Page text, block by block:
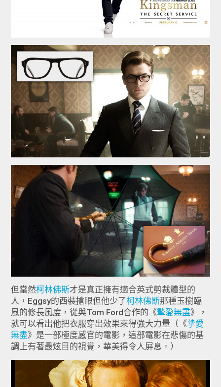
但當然柯林佛斯才是真正擁有適合英式剪裁體型的
人，Eggsy的西裝搶眼但他少了柯林佛斯那種玉樹臨
風的修長風度，從與Tom Ford合作的《摯愛無盡》，
就可以看出他把衣服穿出效果來得強大力量（《摯愛
無盡》是一部極度感官的電影，這部電影在悲傷的基
調上有著最炫目的視覺，華美得令人屏息。）